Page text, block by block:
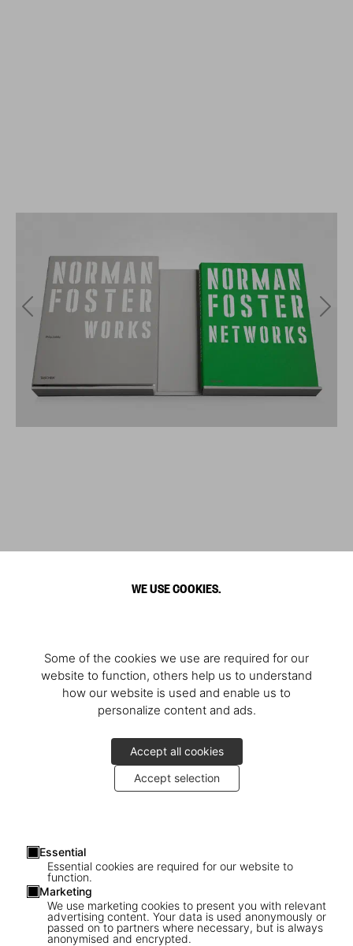
WE USE COOKIES.
Some of the cookies we use are required for our
website to function, others help us to understand
how our website is used and enable us to
personalize content and ads.
Accept all cookies
Accept selection
Essential
Essential cookies are required for our website to
function.
Marketing
We use marketing cookies to present you with relevant
advertising content. Your data is used anonymously or
passed on to partners where necessary, but is always
anonymised and encrypted.